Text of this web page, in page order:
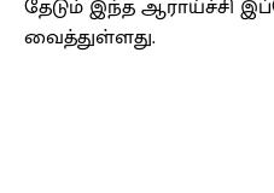
தேடும் இந்த ஆராய்ச்சி
வைத்துள்ளது.